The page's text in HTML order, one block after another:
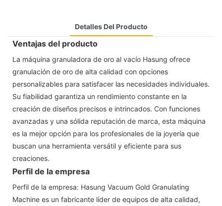
Detalles Del Producto
Ventajas del producto
La máquina granuladora de oro al vacío Hasung ofrece
granulación de oro de alta calidad con opciones
personalizables para satisfacer las necesidades individuales.
Su fiabilidad garantiza un rendimiento constante en la
creación de diseños precisos e intrincados. Con funciones
avanzadas y una sólida reputación de marca, esta máquina
es la mejor opción para los profesionales de la joyería que
buscan una herramienta versátil y eficiente para sus
creaciones.
Perfil de la empresa
Perfil de la empresa: Hasung Vacuum Gold Granulating
Machine es un fabricante líder de equipos de alta calidad,